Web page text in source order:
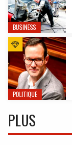
BUSINESS
POLITIQUE
PLUS